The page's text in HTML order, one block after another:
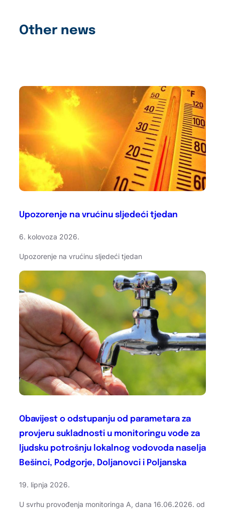
Other news
Upozorenje na vrućinu sljedeći tjedan
6. kolovoza 2026.
Upozorenje na vrućinu sljedeći tjedan
Obavijest o odstupanju od parametara za
provjeru sukladnosti u monitoringu vode za
ljudsku potrošnju lokalnog vodovoda naselja
Bešinci, Podgorje, Doljanovci i Poljanska
19. lipnja 2026.
U svrhu provođenja monitoringa A, dana 16.06.2026. od